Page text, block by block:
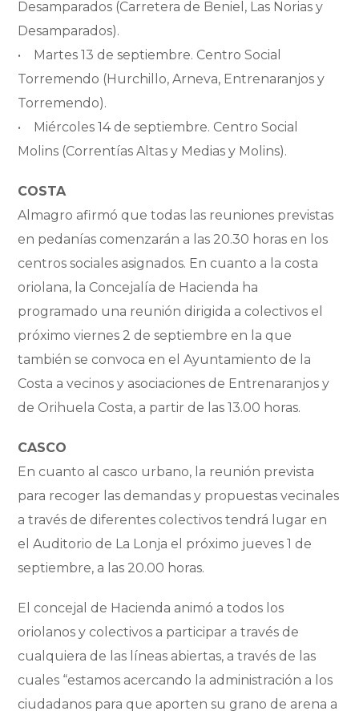
Desamparados (Carretera de Beniel, Las Norias y
Desamparados).
• Martes 13 de septiembre. Centro Social
Torremendo (Hurchillo, Arneva, Entrenaranjos y
Torremendo).
• Miércoles 14 de septiembre. Centro Social
Molins (Correntías Altas y Medias y Molins).
COSTA
Almagro afirmó que todas las reuniones previstas
en pedanías comenzarán a las 20.30 horas en los
centros sociales asignados. En cuanto a la costa
oriolana, la Concejalía de Hacienda ha
programado una reunión dirigida a colectivos el
próximo viernes 2 de septiembre en la que
también se convoca en el Ayuntamiento de la
Costa a vecinos y asociaciones de Entrenaranjos y
de Orihuela Costa, a partir de las 13.00 horas.
CASCO
En cuanto al casco urbano, la reunión prevista
para recoger las demandas y propuestas vecinales
a través de diferentes colectivos tendrá lugar en
el Auditorio de La Lonja el próximo jueves 1 de
septiembre, a las 20.00 horas.
El concejal de Hacienda animó a todos los
oriolanos y colectivos a participar a través de
cualquiera de las líneas abiertas, a través de las
cuales “estamos acercando la administración a los
ciudadanos para que aporten su grano de arena a